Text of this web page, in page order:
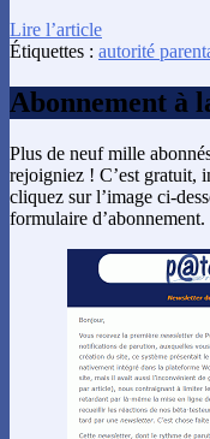
Lire l’article
Étiquettes : autorité
Abonnement à
Plus de neuf mille
rejoigniez ! C’est gratuit,
cliquez sur l’image ci-
formulaire d’abonnement.